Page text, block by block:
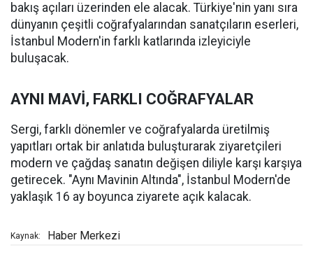
bakış açıları üzerinden ele alacak. Türkiye'nin yanı sıra
dünyanın çeşitli coğrafyalarından sanatçıların eserleri,
İstanbul Modern'in farklı katlarında izleyiciyle
buluşacak.
AYNI MAVİ, FARKLI COĞRAFYALAR
Sergi, farklı dönemler ve coğrafyalarda üretilmiş
yapıtları ortak bir anlatıda buluşturarak ziyaretçileri
modern ve çağdaş sanatın değişen diliyle karşı karşıya
getirecek. "Aynı Mavinin Altında", İstanbul Modern'de
yaklaşık 16 ay boyunca ziyarete açık kalacak.
Kaynak: Haber Merkezi